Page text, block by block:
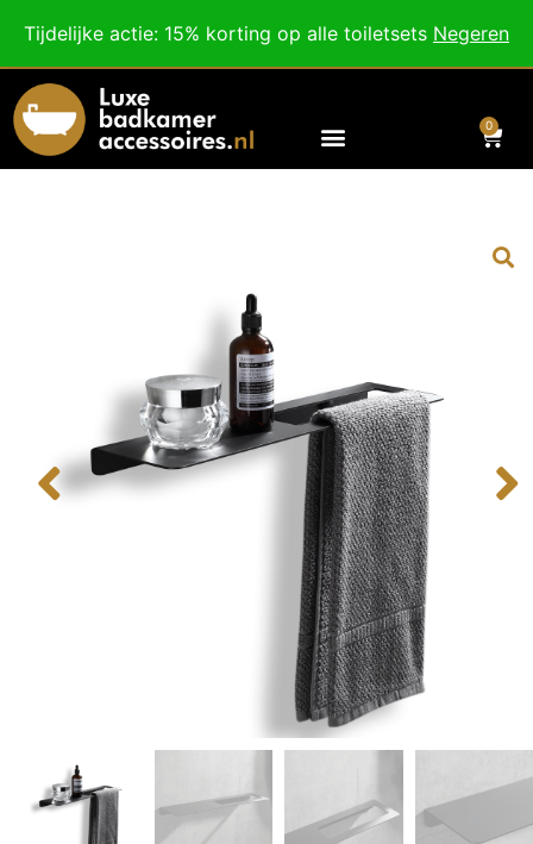
Tijdelijke actie: 15% korting op alle toiletsets Negeren
Voor 18:00 besteld, morgen in huis!
0